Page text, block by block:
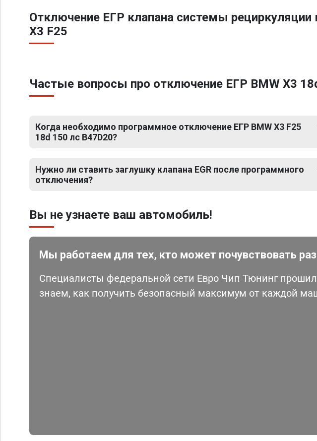
Отключение ЕГР клапана системы
X3 F25
Частые вопросы про отключение ЕГР BMW X3
Когда необходимо программное отключение ЕГР BMW X3 F25
18d 150 лс B47D20?
Нужно ли ставить заглушку клапана EGR после программного
отключения?
Вы не узнаете ваш автомобиль!
Мы работаем для тех, кто может почувствовать
Специалисты федеральной сети Евро Чип Тюнинг
знаем, как получить безопасный максимум от каждой